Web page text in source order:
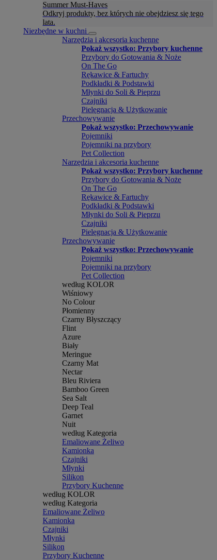
Summer Must-Haves
Odkryj produkty, bez których nie obejdziesz się tego
lata.
Niezbędne w kuchni
Narzędzia i akcesoria kuchenne
Pokaż wszystko: Przybory kuchenne
Przybory do Gotowania & Noże
On The Go
Rękawice & Fartuchy
Podkładki & Podstawki
Młynki do Soli & Pieprzu
Czajniki
Pielęgnacja & Użytkowanie
Przechowywanie
Pokaż wszystko: Przechowywanie
Pojemniki
Pojemniki na przybory
Pet Collection
Narzędzia i akcesoria kuchenne
Pokaż wszystko: Przybory kuchenne
Przybory do Gotowania & Noże
On The Go
Rękawice & Fartuchy
Podkładki & Podstawki
Młynki do Soli & Pieprzu
Czajniki
Pielęgnacja & Użytkowanie
Przechowywanie
Pokaż wszystko: Przechowywanie
Pojemniki
Pojemniki na przybory
Pet Collection
według KOLOR
Wiśniowy
No Colour
Płomienny
Czarny Błyszczący
Flint
Azure
Biały
Meringue
Czarny Mat
Nectar
Bleu Riviera
Bamboo Green
Sea Salt
Deep Teal
Garnet
Nuit
według Kategoria
Emaliowane Żeliwo
Kamionka
Czajniki
Młynki
Silikon
Przybory Kuchenne
według KOLOR
według Kategoria
Emaliowane Żeliwo
Kamionka
Czajniki
Młynki
Silikon
Przybory Kuchenne